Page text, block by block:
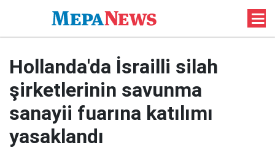
Hollanda'da İsrailli silah
şirketlerinin savunma
sanayii fuarına katılımı
yasaklandı